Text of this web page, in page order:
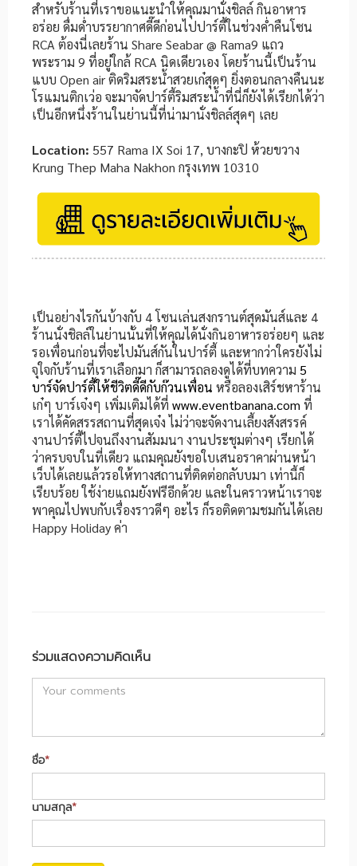
สำหรับร้านที่เราขอแนะนำให้คุณมานั่งชิลล์ กินอาหาร
อร่อย ดื่มด่ำบรรยากาศดี๊ดีก่อนไปปาร์ตี้ในช่วงค่ำคืนโซน
RCA ต้องนี่เลยร้าน Share Seabar @ Rama9 แถว
พระราม 9 ที่อยู่ใกล้ RCA นิดเดียวเอง โดยร้านนี้เป็นร้าน
แบบ Open air ติดริมสระน้ำสวยเก๋สุดๆ ยิ่งตอนกลางคืนนะ
โรแมนติกเว่อ จะมาจัดปาร์ตี้ริมสระน้ำที่นี่ก็ยังได้เรียกได้ว่า
เป็นอีกหนึ่งร้านในย่านนี้ที่น่ามานั่งชิลล์สุดๆ เลย
Location: 557 Rama IX Soi 17, บางกะปิ ห้วยขวาง
Krung Thep Maha Nakhon กรุงเทพ 10310
เป็นอย่างไรกันบ้างกับ 4 โซนเล่นสงกรานต์สุดมันส์และ 4
ร้านนั่งชิลล์ในย่านนั้นที่ให้คุณได้นั่งกินอาหารอร่อยๆ และ
รอเพื่อนก่อนที่จะไปมันส์กันในปาร์ตี้ และหากว่าใครยังไม่
จุใจกับร้านที่เราเลือกมา ก็สามารถลองดูได้ที่บทความ 5
บาร์จัดปาร์ตี้ให้ชีวิตดี๊ดีกับก๊วนเพื่อน หรือลองเสิร์ชหาร้าน
เก๋ๆ บาร์เจ๋งๆ เพิ่มเติมได้ที่ www.eventbanana.com ที่
เราได้คัดสรรสถานที่สุดเจ๋ง ไม่ว่าจะจัดงานเลี้ยงสังสรรค์
งานปาร์ตี้ไปจนถึงงานสัมมนา งานประชุมต่างๆ เรียกได้
ว่าครบจบในที่เดียว แถมคุณยังขอใบเสนอราคาผ่านหน้า
เว็บได้เลยแล้วรอให้ทางสถานที่ติดต่อกลับบมา เท่านี้ก็
เรียบร้อย ใช้ง่ายแถมยังฟรีอีกด้วย และในคราวหน้าเราจะ
พาคุณไปพบกับเรื่องราวดีๆ อะไร ก็รอติดตามชมกันได้เลย
Happy Holiday ค่า
ร่วมแสดงความคิดเห็น
ชื่อ*
นามสกุล*